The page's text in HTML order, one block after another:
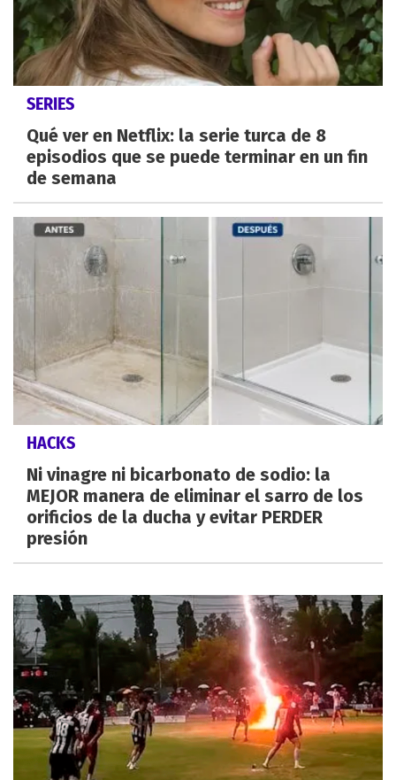
SERIES
Qué ver en Netflix: la serie turca de 8
episodios que se puede terminar en un fin
de semana
HACKS
Ni vinagre ni bicarbonato de sodio: la
MEJOR manera de eliminar el sarro de los
orificios de la ducha y evitar PERDER
presión